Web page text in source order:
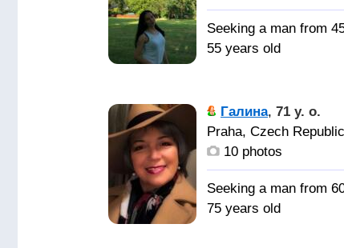
Seeking a man from
55 years old
собеседника, мужа,
человека с которым
уютно и спокойно,
доверять.
Галина, 71 y. o.
Praha, Czech Republic
10 photos
Seeking a man from
75 years old